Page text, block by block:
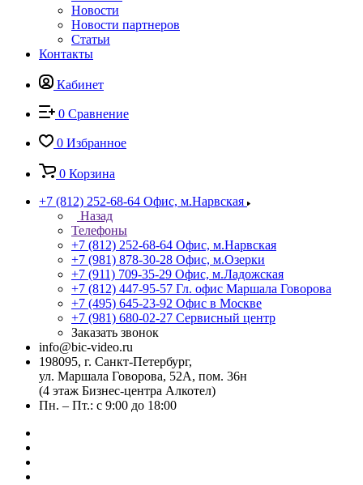
Новости
Новости партнеров
Статьи
Контакты
Кабинет
0 Сравнение
0 Избранное
0 Корзина
+7 (812) 252-68-64 Офис, м.Нарвская
Назад
Телефоны
+7 (812) 252-68-64 Офис, м.Нарвская
+7 (981) 878-30-28 Офис, м.Озерки
+7 (911) 709-35-29 Офис, м.Ладожская
+7 (812) 447-95-57 Гл. офис Маршала Говорова
+7 (495) 645-23-92 Офис в Москве
+7 (981) 680-02-27 Сервисный центр
Заказать звонок
info@bic-video.ru
198095, г. Санкт-Петербург,
ул. Маршала Говорова, 52А, пом. 36н
(4 этаж Бизнес-центра Алкотел)
Пн. – Пт.: с 9:00 до 18:00